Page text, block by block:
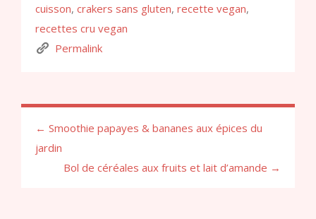
cuisson, crakers sans gluten, recette vegan,
recettes cru vegan
Permalink
← Smoothie papayes & bananes aux épices du
jardin
Bol de céréales aux fruits et lait d’amande →